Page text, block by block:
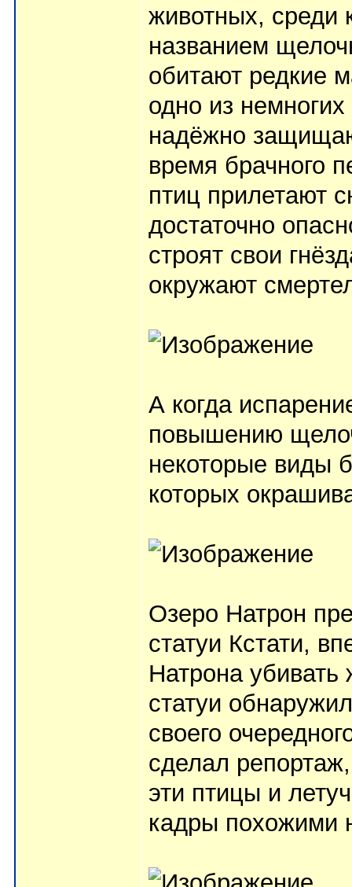
животных, среди
названием
обитают редкие
одно из
надёжно
время брачного
птиц прилетают
достаточно
строят свои
окружают
А когда
повышению
некоторые виды
которых
Озеро Натрон
статуи Кстати,
Натрона
статуи
своего
сделал
эти птицы и
кадры похожими